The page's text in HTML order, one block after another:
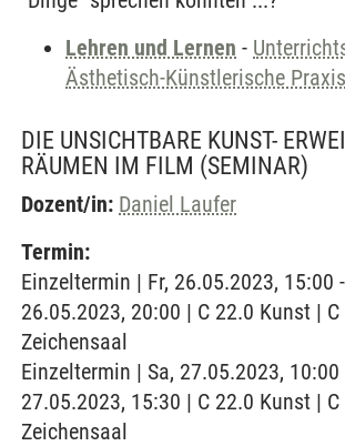
Lehren und Lernen -
Ästhetisch-Künstlerische Praxis
DIE UNSICHTBARE KUNST-
RÄUMEN IM FILM (SEMINAR)
Dozent/in: Daniel Laufer
Termin:
Einzeltermin | Fr, 26.05.2023, 15:00
26.05.2023, 20:00 | C 22.0 Kunst | C
Zeichensaal
Einzeltermin | Sa, 27.05.2023, 10:00
27.05.2023, 15:30 | C 22.0 Kunst | C
Zeichensaal